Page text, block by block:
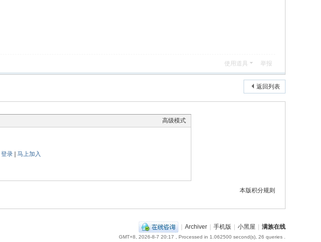
使用道具 举报
返回列表
高级模式
登录| 马上加入
本版积分规则
| Archiver | 手机版 | 小黑屋 | 满族在线
GMT+8, 2026-8-7 20:17 , Processed in 1.062500 second(s), 26 queries .